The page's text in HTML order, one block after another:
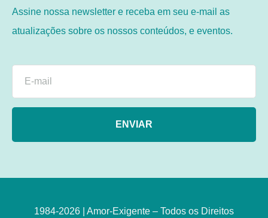
Assine nossa newsletter e receba em seu e-mail as
atualizações sobre os nossos conteúdos, e eventos.
ENVIAR
1984-2026 | Amor-Exigente – Todos os Direitos